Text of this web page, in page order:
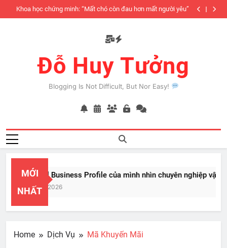
to
Khoa học chứng minh: “Mất chó còn đau hơn mất người yêu”
Đỗ Huy Tưởng
Blogging Is Not Difficult, But Nor Easy!
MỚI
NHẤT
PayPal Business Profile của mình nhìn chuyên nghiệp vật vã
Feb 22, 2026
Home Dịch Vụ Mã Khuyến Mãi